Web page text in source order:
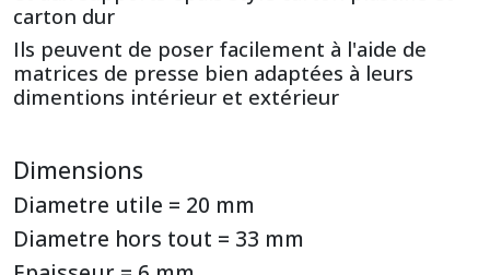
carton dur
Ils peuvent de poser facilement à l'aide de
matrices de presse bien adaptées à leurs
dimentions intérieur et extérieur
Dimensions
Diametre utile = 20 mm
Diametre hors tout = 33 mm